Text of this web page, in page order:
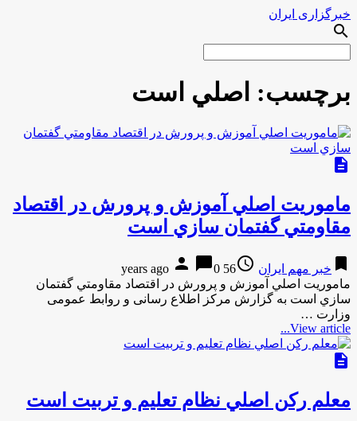
خبرگزاری ایران
search
برچسب: اصلي است
description
ماموريت اصلي آموزش و پرورش در اقتصاد
مقاومتي گفتمان سازي است
bookmark خبر مهم ایران access_time
56 years ago
person chat_bubble0
ماموريت اصلي آموزش و پرورش در اقتصاد مقاومتي گفتمان
سازي است به گزارش مركز اطلاع رسانی و روابط عمومی
وزارت …
View article...
description
معلم ركن اصلي نظام تعليم و تربيت است